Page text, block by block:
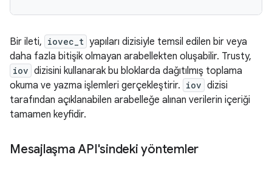
Bir ileti, iovec_t yapıları dizisiyle temsil edilen bir veya
daha fazla bitişik olmayan arabellekten oluşabilir. Trusty,
iov dizisini kullanarak bu bloklarda dağıtılmış toplama
okuma ve yazma işlemleri gerçekleştirir. iov dizisi
tarafından açıklanabilen arabelleğe alınan verilerin içeriği
tamamen keyfidir.
Mesajlaşma API'sindeki yöntemler